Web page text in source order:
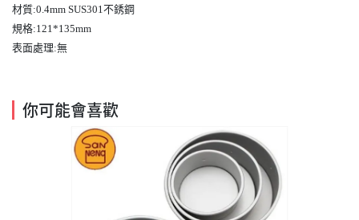
材質:0.4mm SUS301不銹鋼
規格:121*135mm
表面處理:無
你可能會喜歡